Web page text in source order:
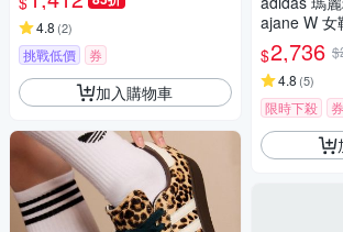
4.8 (2)
挑戰低價 券
加入購物車
ajane W 女
休閒鞋 愛
$2,736
4.8 (5)
限時下殺 券